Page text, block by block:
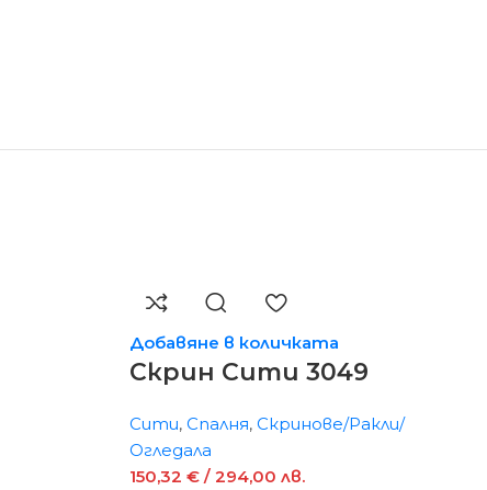
Добавяне в количката
Скрин Сити 3049
Сити, Спалня, Скринове/Ракли/
Огледала
150,32 € / 294,00 лв.